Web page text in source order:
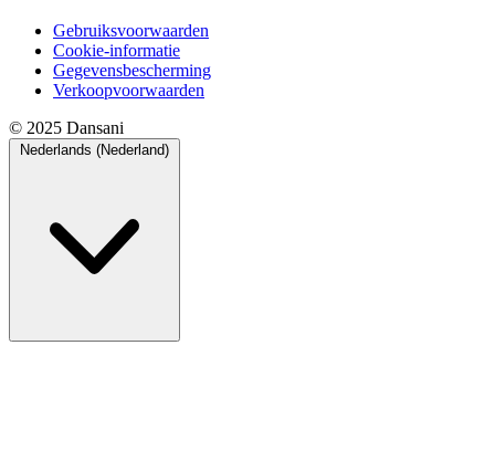
Gebruiksvoorwaarden
Cookie-informatie
Gegevensbescherming
Verkoopvoorwaarden
© 2025 Dansani
Nederlands (Nederland)